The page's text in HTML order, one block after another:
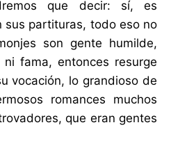
que decir: sí, es
sus partituras, todo eso no
son gente humilde,
fama, entonces resurge
vocación, lo grandioso de
romances muchos
que eran gentes